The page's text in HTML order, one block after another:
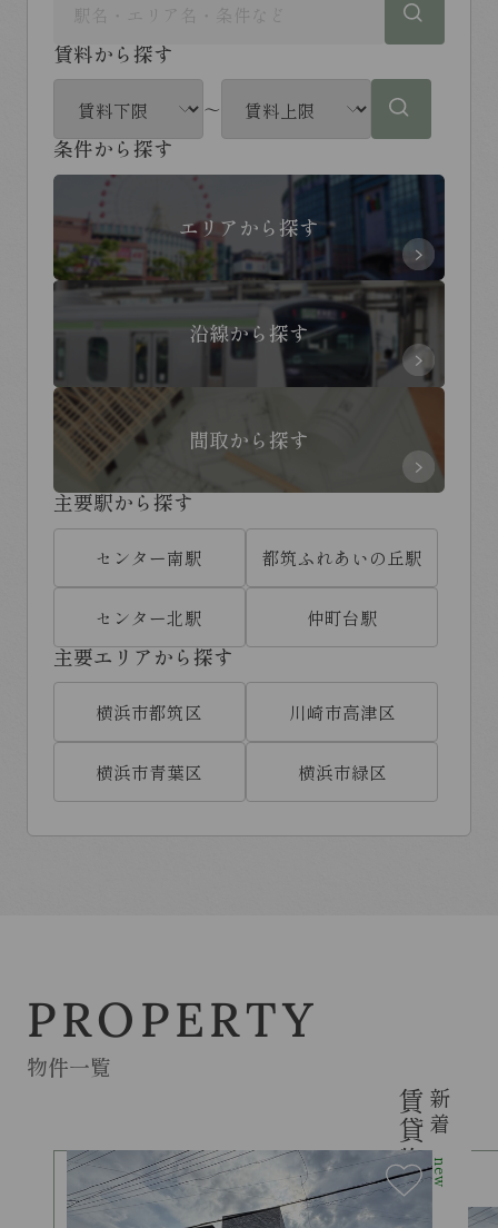
賃料から探す
～
条件から探す
エリアから探す
沿線から探す
間取から探す
主要駅から探す
センター南駅 都筑ふれあいの丘駅
センター北駅 仲町台駅
主要エリアから探す
横浜市都筑区 川崎市高津区
横浜市青葉区 横浜市緑区
PROPERTY
物件一覧
賃貸物件新着
new